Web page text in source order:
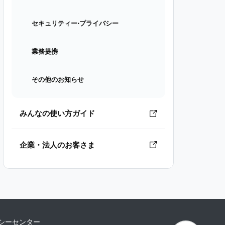
セキュリティー⋅プライバシー
業務提携
その他のお知らせ
みんなの使い方ガイド
企業・法人のお客さま
ーセンター